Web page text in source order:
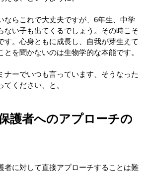
ならこれで大丈夫ですが、6年生、中学
ない子も出てくるでしょう。その時こそ
す。心身ともに成長し、自我が芽生えて
とを聞かないのは生物学的な本能です。
ナーでいつも言っています、そうなった
てください、と。
護者へのアプローチの
者に対して直接アプローチすることは難